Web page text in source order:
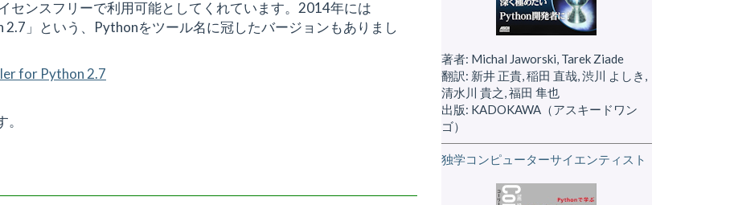
センスフリーで利用可能としてくれています。2014年には
2.7」という、Pythonをツール名に冠したバージョンもありまし
for Python 2.7
著者: Michal Jaworski, Tarek Ziade
翻訳: 新井 正貴, 稲田 直哉, 渋川 よしき,
清水川 貴之, 福田 隼也
出版: KADOKAWA（アスキードワン
ゴ）
独学コンピューターサイエンティスト